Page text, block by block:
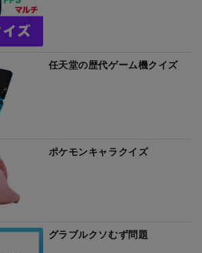
任天堂の歴代ゲーム機クイズ
ポケモンキャラクイズ
グラブルクソむず問題